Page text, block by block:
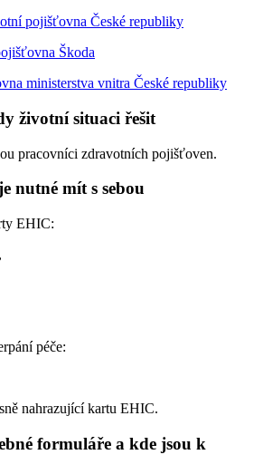
pojišťovna České republiky
Škoda
ministerstva vnitra České republiky
životní situaci řešit
pracovníci zdravotních pojišťoven.
nutné mít s sebou
EHIC:
péče:
nahrazující kartu EHIC.
formuláře a kde jsou k